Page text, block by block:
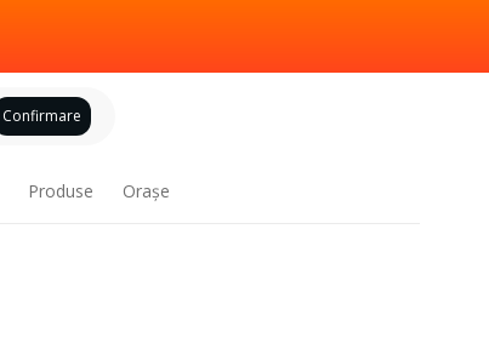
Confirmare
Produse Oraşe